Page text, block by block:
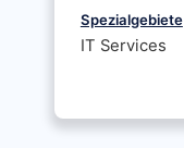
Spezialgebiete
IT Services